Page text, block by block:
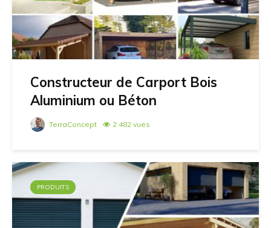
Constructeur de Carport Bois
Aluminium ou Béton
TerraConcept 2 482 vues
PRODUITS